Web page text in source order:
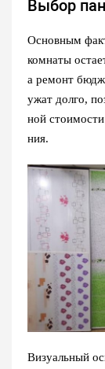
Выбор
Основным
комнаты
а ремонт
ужат долго,
ной стоимости
ния.
Визуальный